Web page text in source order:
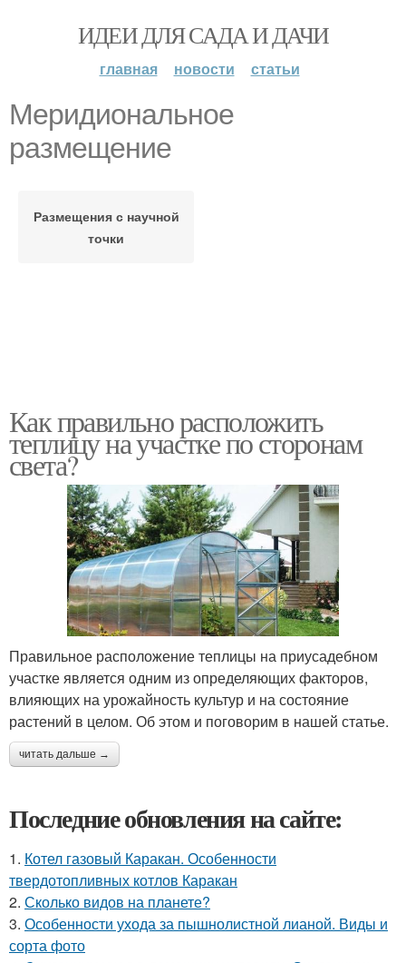
ИДЕИ ДЛЯ САДА И ДАЧИ
главная новости статьи
Меридиональное
размещение
Размещения с научной
точки
Как правильно расположить
теплицу на участке по сторонам
света?
Правильное расположение теплицы на приусадебном
участке является одним из определяющих факторов,
влияющих на урожайность культур и на состояние
растений в целом. Об этом и поговорим в нашей статье.
читать дальше →
Последние обновления на сайте:
1. Котел газовый Каракан. Особенности
твердотопливных котлов Каракан
2. Сколько видов на планете?
3. Особенности ухода за пышнолистной лианой. Виды и
сорта фото